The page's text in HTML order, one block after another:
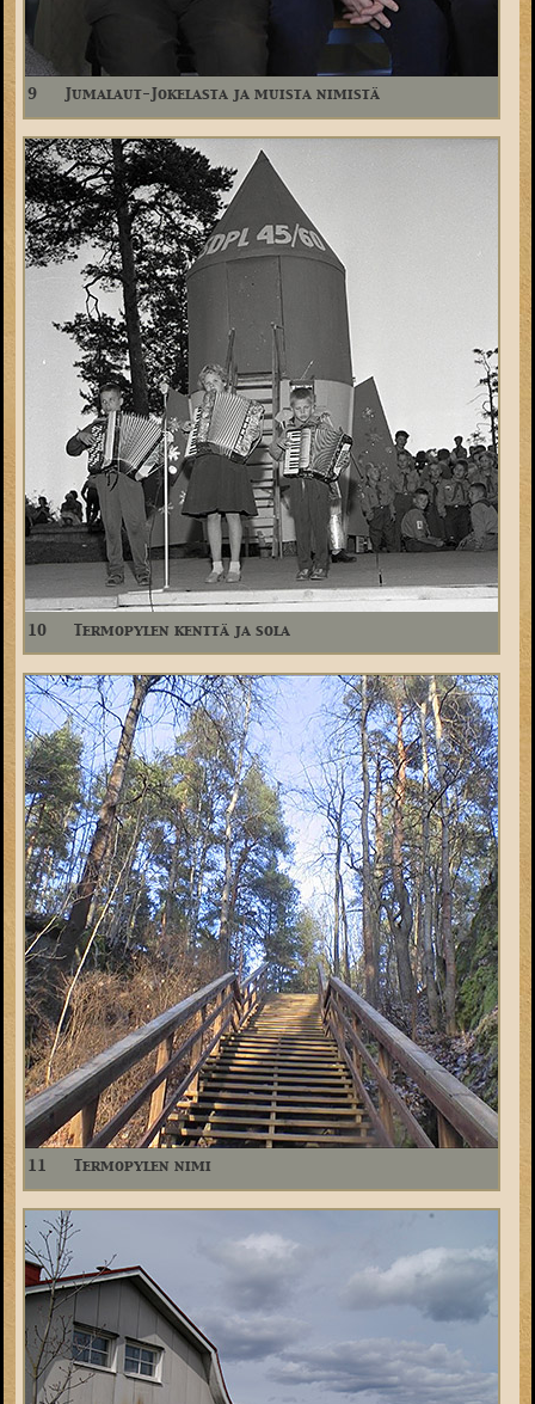
9 Jumalaut-Jokelasta ja muista nimistä
10 Termopylen kenttä ja sola
11 Termopylen nimi